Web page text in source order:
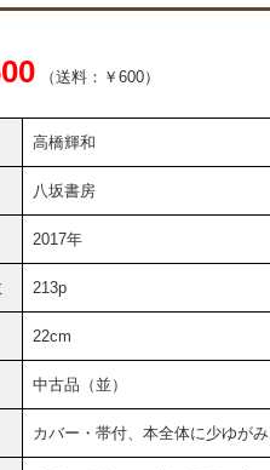
（送料：￥600）
高橋輝和
八坂書房
2017年
213p
22cm
中古品（並）
カバー・帯付、本全体に少ゆがみ